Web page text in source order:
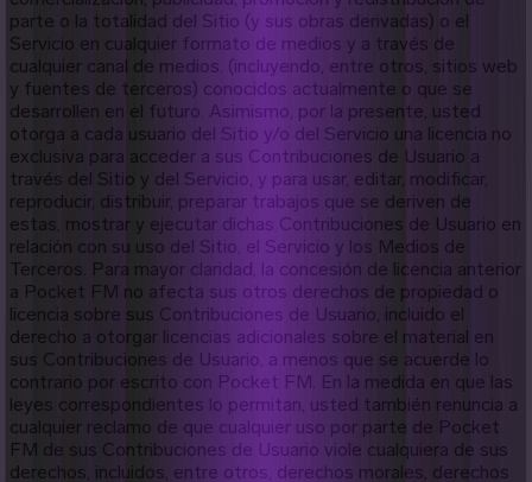
parte o la totalidad del Sitio (y sus obras derivadas) o el
Servicio en cualquier formato de medios y a través de
cualquier canal de medios. (incluyendo, entre otros, sitios web
y fuentes de terceros) conocidos actualmente o que se
desarrollen en el futuro. Asimismo, por la presente, usted
otorga a cada usuario del Sitio y/o del Servicio una licencia no
exclusiva para acceder a sus Contribuciones de Usuario a
través del Sitio y del Servicio, y para usar, editar, modificar,
reproducir, distribuir, preparar trabajos que se deriven de
estas, mostrar y ejecutar dichas Contribuciones de Usuario en
relación con su uso del Sitio, el Servicio y los Medios de
Terceros. Para mayor claridad, la concesión de licencia anterior
a Pocket FM no afecta sus otros derechos de propiedad o
licencia sobre sus Contribuciones de Usuario, incluido el
derecho a otorgar licencias adicionales sobre el material en
sus Contribuciones de Usuario, a menos que se acuerde lo
contrario por escrito con Pocket FM. En la medida en que las
leyes correspondientes lo permitan, usted también renuncia a
cualquier reclamo de que cualquier uso por parte de Pocket
FM de sus Contribuciones de Usuario viole cualquiera de sus
derechos, incluidos, entre otros, derechos morales, derechos